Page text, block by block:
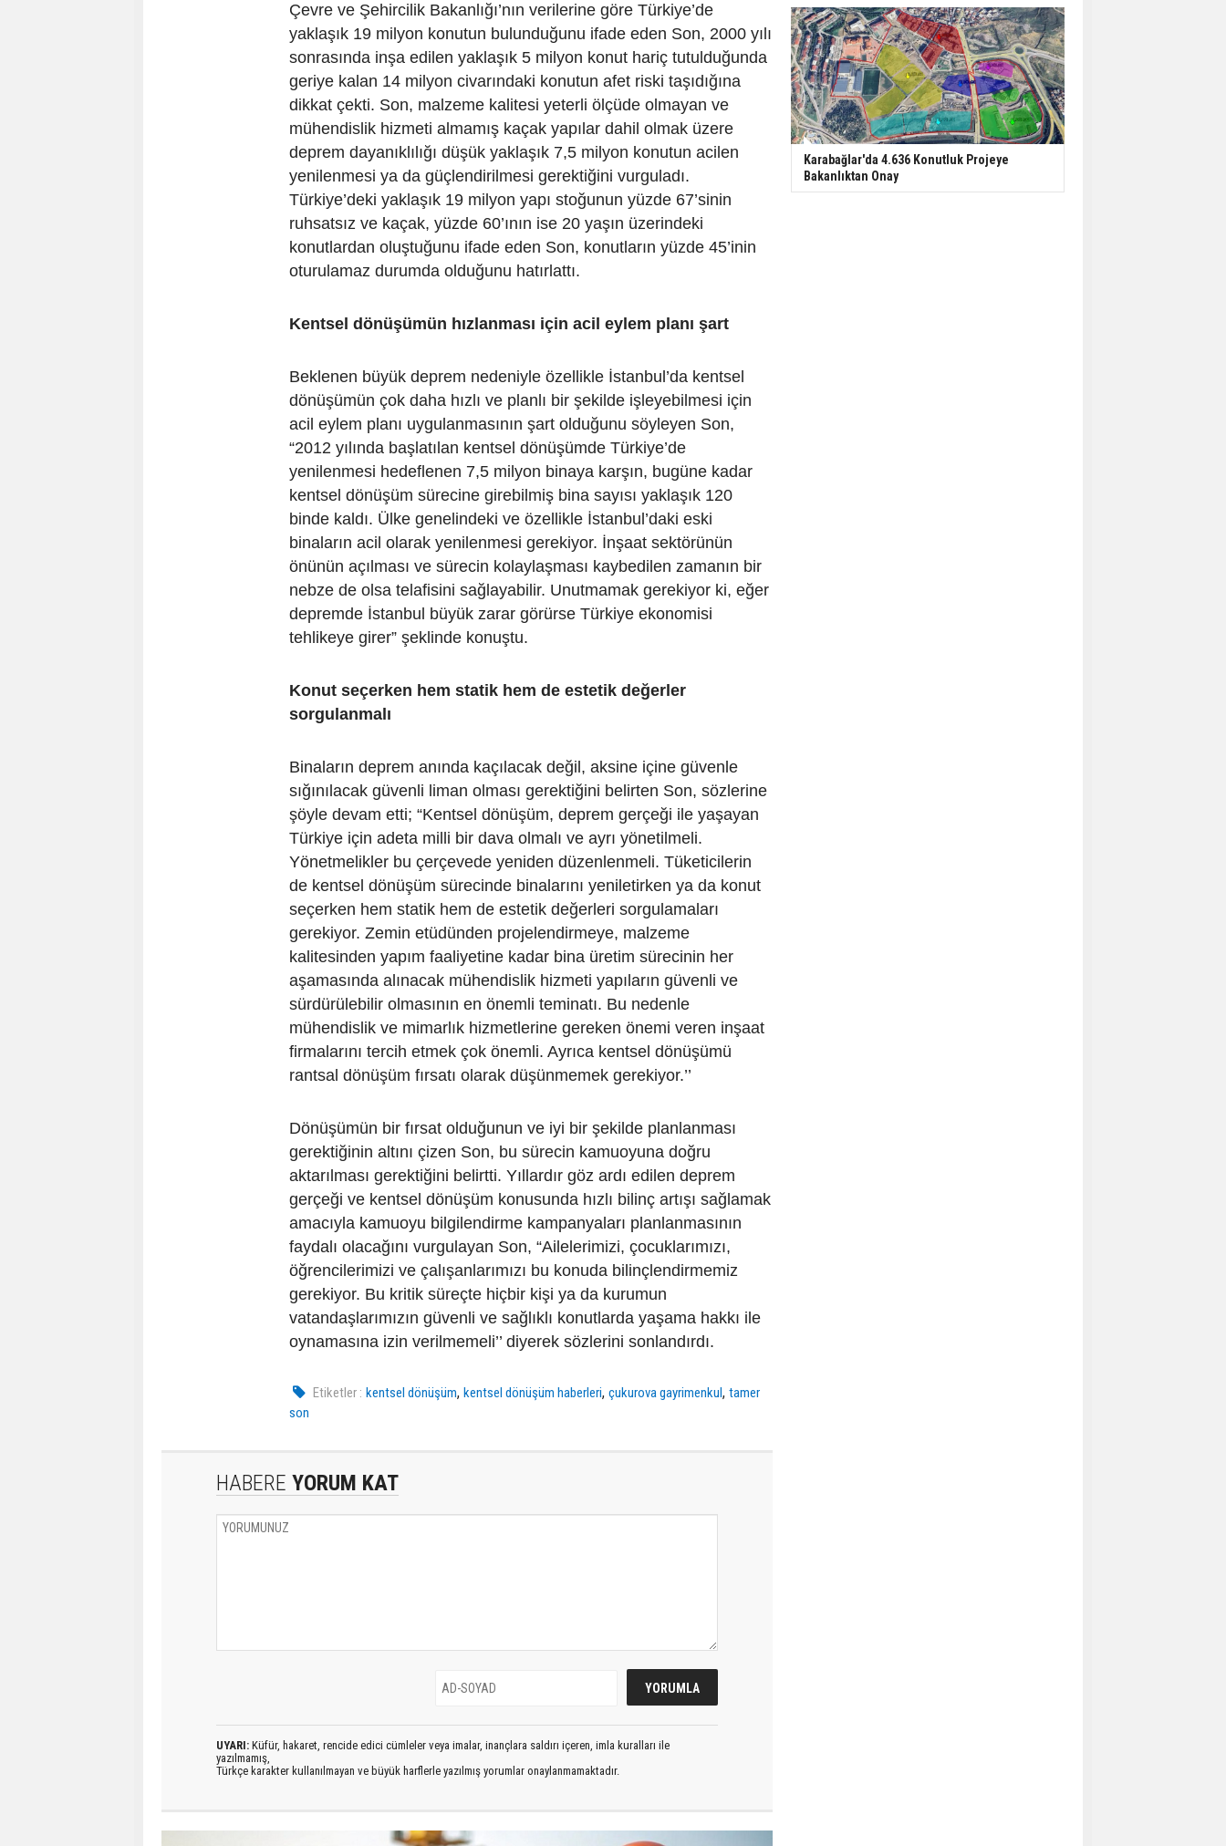
Çevre ve Şehircilik Bakanlığı’nın verilerine göre Türkiye’de
yaklaşık 19 milyon konutun bulunduğunu ifade eden Son, 2000 yılı
sonrasında inşa edilen yaklaşık 5 milyon konut hariç tutulduğunda
geriye kalan 14 milyon civarındaki konutun afet riski taşıdığına
dikkat çekti. Son, malzeme kalitesi yeterli ölçüde olmayan ve
mühendislik hizmeti almamış kaçak yapılar dahil olmak üzere
deprem dayanıklılığı düşük yaklaşık 7,5 milyon konutun acilen
yenilenmesi ya da güçlendirilmesi gerektiğini vurguladı.
Türkiye’deki yaklaşık 19 milyon yapı stoğunun yüzde 67’sinin
ruhsatsız ve kaçak, yüzde 60’ının ise 20 yaşın üzerindeki
konutlardan oluştuğunu ifade eden Son, konutların yüzde 45’inin
oturulamaz durumda olduğunu hatırlattı.
Kentsel dönüşümün hızlanması için acil eylem planı şart
Beklenen büyük deprem nedeniyle özellikle İstanbul’da kentsel
dönüşümün çok daha hızlı ve planlı bir şekilde işleyebilmesi için
acil eylem planı uygulanmasının şart olduğunu söyleyen Son,
“2012 yılında başlatılan kentsel dönüşümde Türkiye’de
yenilenmesi hedeflenen 7,5 milyon binaya karşın, bugüne kadar
kentsel dönüşüm sürecine girebilmiş bina sayısı yaklaşık 120
binde kaldı. Ülke genelindeki ve özellikle İstanbul’daki eski
binaların acil olarak yenilenmesi gerekiyor. İnşaat sektörünün
önünün açılması ve sürecin kolaylaşması kaybedilen zamanın bir
nebze de olsa telafisini sağlayabilir. Unutmamak gerekiyor ki, eğer
depremde İstanbul büyük zarar görürse Türkiye ekonomisi
tehlikeye girer” şeklinde konuştu.
Konut seçerken hem statik hem de estetik değerler
sorgulanmalı
Binaların deprem anında kaçılacak değil, aksine içine güvenle
sığınılacak güvenli liman olması gerektiğini belirten Son, sözlerine
şöyle devam etti; “Kentsel dönüşüm, deprem gerçeği ile yaşayan
Türkiye için adeta milli bir dava olmalı ve ayrı yönetilmeli.
Yönetmelikler bu çerçevede yeniden düzenlenmeli. Tüketicilerin
de kentsel dönüşüm sürecinde binalarını yeniletirken ya da konut
seçerken hem statik hem de estetik değerleri sorgulamaları
gerekiyor. Zemin etüdünden projelendirmeye, malzeme
kalitesinden yapım faaliyetine kadar bina üretim sürecinin her
aşamasında alınacak mühendislik hizmeti yapıların güvenli ve
sürdürülebilir olmasının en önemli teminatı. Bu nedenle
mühendislik ve mimarlık hizmetlerine gereken önemi veren inşaat
firmalarını tercih etmek çok önemli. Ayrıca kentsel dönüşümü
rantsal dönüşüm fırsatı olarak düşünmemek gerekiyor.’’
Dönüşümün bir fırsat olduğunun ve iyi bir şekilde planlanması
gerektiğinin altını çizen Son, bu sürecin kamuoyuna doğru
aktarılması gerektiğini belirtti. Yıllardır göz ardı edilen deprem
gerçeği ve kentsel dönüşüm konusunda hızlı bilinç artışı sağlamak
amacıyla kamuoyu bilgilendirme kampanyaları planlanmasının
faydalı olacağını vurgulayan Son, “Ailelerimizi, çocuklarımızı,
öğrencilerimizi ve çalışanlarımızı bu konuda bilinçlendirmemiz
gerekiyor. Bu kritik süreçte hiçbir kişi ya da kurumun
vatandaşlarımızın güvenli ve sağlıklı konutlarda yaşama hakkı ile
oynamasına izin verilmemeli’’ diyerek sözlerini sonlandırdı.
Etiketler : kentsel dönüşüm,kentsel dönüşüm haberleri,çukurova gayrimenkul,tamer
son
HABERE YORUM KAT
UYARI: Küfür, hakaret, rencide edici cümleler veya imalar, inançlara saldırı içeren, imla kuralları ile
yazılmamış,
Türkçe karakter kullanılmayan ve büyük harflerle yazılmış yorumlar onaylanmamaktadır.
Karabağlar'da 4.636 Konutluk Projeye
Bakanlıktan Onay